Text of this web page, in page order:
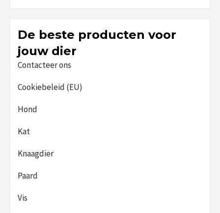
De beste producten voor
jouw dier
Contacteer ons
Cookiebeleid (EU)
Hond
Kat
Knaagdier
Paard
Vis